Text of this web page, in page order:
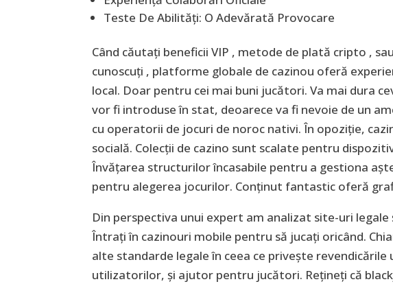
Teste De Abilități: O Adevărată Provocare
Când căutați beneficii VIP , metode de plată cripto ,
cunoscuți , platforme globale de cazinou oferă
local. Doar pentru cei mai buni jucători. Va mai dura
vor fi introduse în stat, deoarece va fi nevoie de un
cu operatorii de jocuri de noroc nativi. În opoziție,
socială. Colecții de cazino sunt scalate pentru
Învățarea structurilor încasabile pentru a gestiona
pentru alegerea jocurilor. Conținut fantastic oferă
Din perspectiva unui expert am analizat site-uri
Întrați în cazinouri mobile pentru să jucați oricând.
alte standarde legale în ceea ce privește
utilizatorilor, și ajutor pentru jucători. Rețineți că